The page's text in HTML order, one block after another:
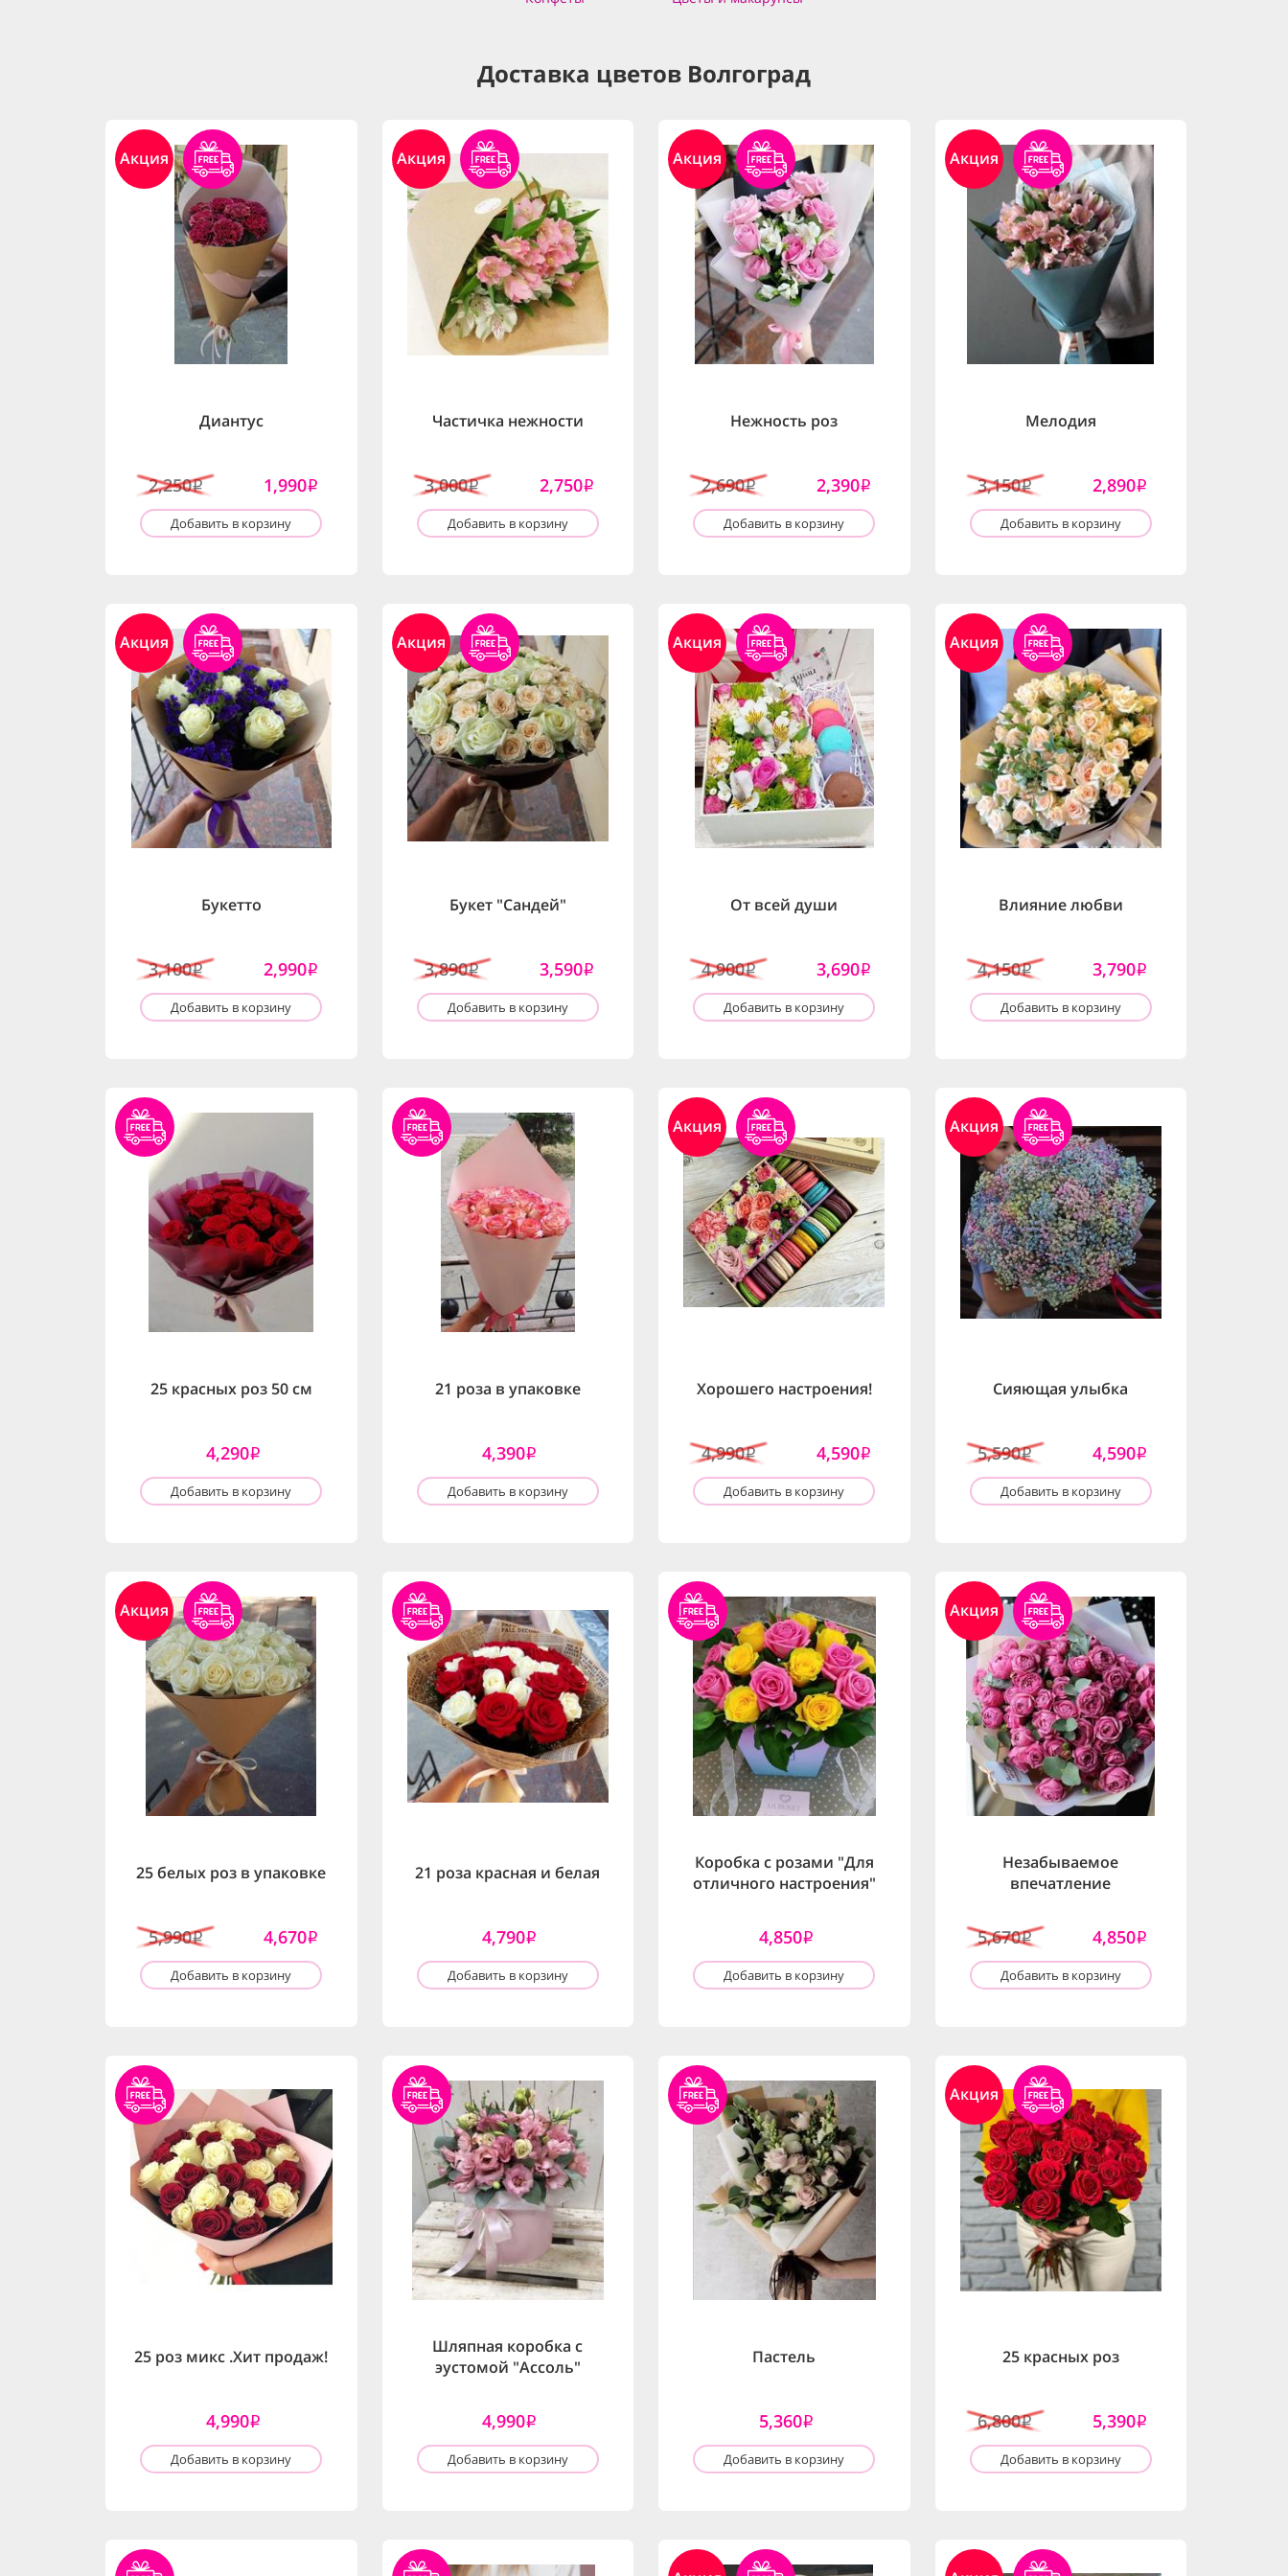
Доставка цветов Волгоград
Акция
Диантус
2,250i 1,990i
Добавить в корзину
Акция
Частичка нежности
3,000i 2,750i
Добавить в корзину
Акция
Нежность роз
2,690i 2,390i
Добавить в корзину
Акция
Мелодия
3,150i 2,890i
Добавить в корзину
Акция
Букетто
3,100i 2,990i
Добавить в корзину
Акция
Букет "Сандей"
3,890i 3,590i
Добавить в корзину
Акция
От всей души
4,900i 3,690i
Добавить в корзину
Акция
Влияние любви
4,150i 3,790i
Добавить в корзину
25 красных роз 50 см
4,290i
Добавить в корзину
21 роза в упаковке
4,390i
Добавить в корзину
Акция
Хорошего настроения!
4,990i 4,590i
Добавить в корзину
Акция
Сияющая улыбка
5,590i 4,590i
Добавить в корзину
Акция
25 белых роз в упаковке
5,990i 4,670i
Добавить в корзину
21 роза красная и белая
4,790i
Добавить в корзину
Коробка с розами "Для
отличного настроения"
4,850i
Добавить в корзину
Акция
Незабываемое
впечатление
5,670i 4,850i
Добавить в корзину
25 роз микс .Хит продаж!
4,990i
Добавить в корзину
Шляпная коробка с
эустомой "Ассоль"
4,990i
Добавить в корзину
Пастель
5,360i
Добавить в корзину
Акция
25 красных роз
6,800i 5,390i
Добавить в корзину